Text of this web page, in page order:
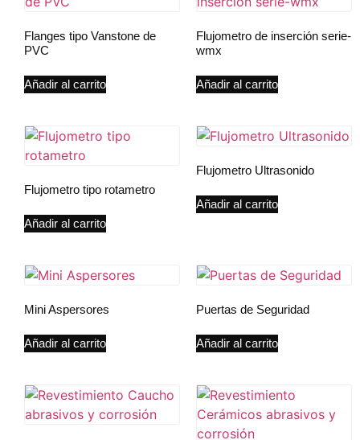
Flanges tipo Vanstone de
PVC
Añadir al carrito
Flujometro de inserción serie-
wmx
Añadir al carrito
Flujometro tipo rotametro
Añadir al carrito
Flujometro Ultrasonido
Añadir al carrito
Mini Aspersores
Añadir al carrito
Puertas de Seguridad
Añadir al carrito